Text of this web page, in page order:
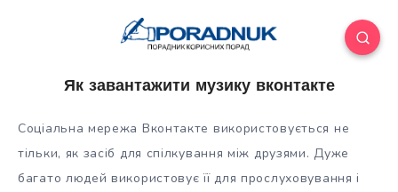
Як завантажити музику вконтакте
Соціальна мережа Вконтакте використовується не
тільки, як засіб для спілкування між друзями. Дуже
багато людей використовує її для прослуховування і